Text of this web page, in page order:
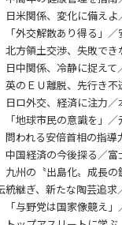
米関係、変化に備えよ
外交解散あり得る」／
方領土交渉、失敗でき
中関係、冷静に捉えて
のＥＵ離脱、先行き不
ロ外交、経済に注力／
地球市民の意識を」／
われる安倍首相の指導
国経済の今後探る／富
州の〝出島化〟成長の
統継ぎ、新たな陶芸追
与野党は国家像競え」